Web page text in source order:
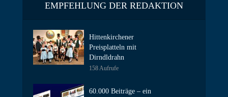
EMPFEHLUNG DER REDAKTION
Hittenkirchener
Preisplatteln mit
Dirndldrahn
158 Aufrufe
60.000 Beiträge – ein